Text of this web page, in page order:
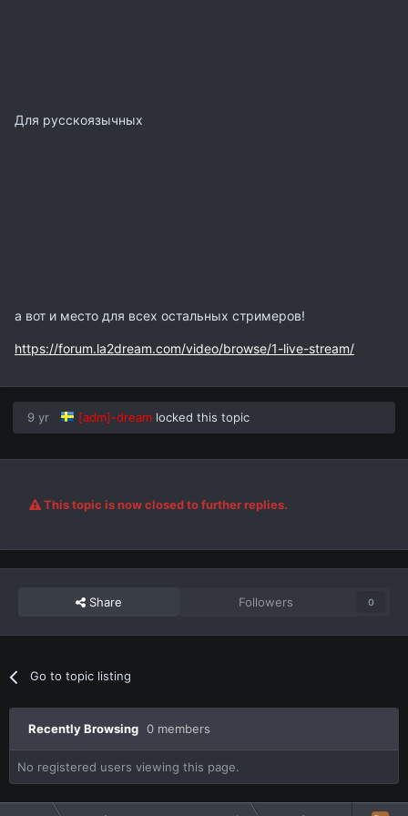
Для русскоязычных
а вот и место для всех остальных стримеров!
https://forum.la2dream.com/video/browse/1-live-stream/
9 yr [adm]-dream locked this topic
This topic is now closed to further replies.
Share Followers 0
Go to topic listing
Recently Browsing 0 members
No registered users viewing this page.